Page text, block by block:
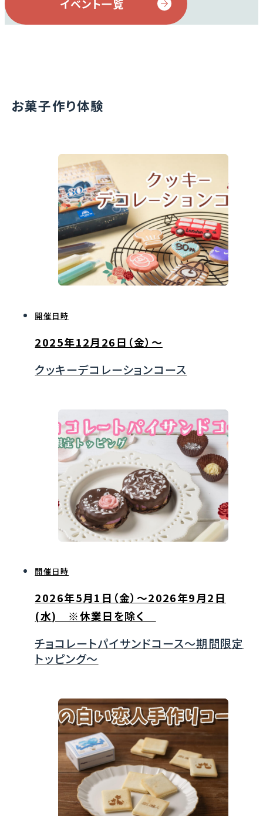
イベント一覧
お菓子作り体験
開催日時
2025年12月26日（金）～
クッキーデコレーションコース
開催日時
2026年5月1日（金）～2026年9月2日
(水) ※休業日を除く
チョコレートパイサンドコース～期間限定
トッピング～